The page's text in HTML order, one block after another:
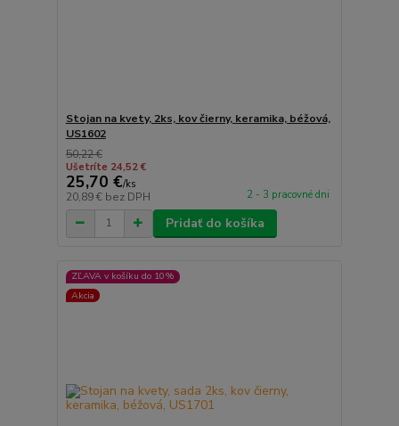
Stojan na kvety, 2ks, kov čierny, keramika, béžová,
US1602
50,22 €
Ušetríte 24,52 €
25,70 €/ks
20,89 € bez DPH 2 - 3 pracovné dni
Pridať do košíka
ZĽAVA v košíku do 10%
Akcia